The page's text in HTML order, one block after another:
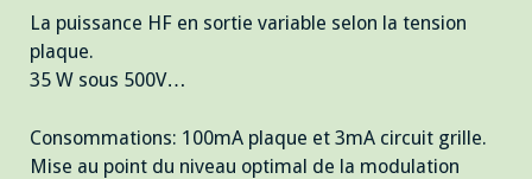
La puissance HF en sortie variable selon la tension
plaque.
35 W sous 500V…
Consommations: 100mA plaque et 3mA circuit grille.
Mise au point du niveau optimal de la modulation